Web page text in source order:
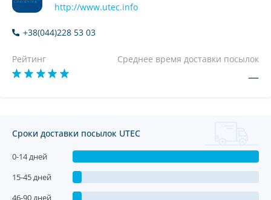
http://www.utec.info
+38(044)228 53 03
Рейтинг Среднее время доставки посылок
—
Сроки доставки посылок UTEC
0-14 дней
15-45 дней
46-90 дней